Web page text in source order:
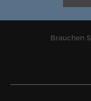
Brauchen